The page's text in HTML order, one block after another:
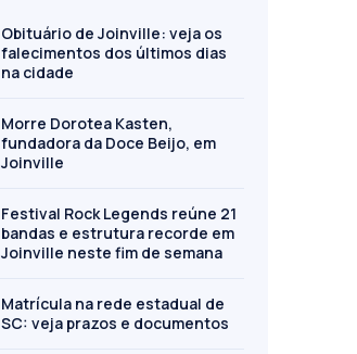
Obituário de Joinville: veja os
falecimentos dos últimos dias
na cidade
Morre Dorotea Kasten,
fundadora da Doce Beijo, em
Joinville
Festival Rock Legends reúne 21
bandas e estrutura recorde em
Joinville neste fim de semana
Matrícula na rede estadual de
SC: veja prazos e documentos